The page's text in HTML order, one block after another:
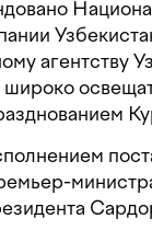
агентству